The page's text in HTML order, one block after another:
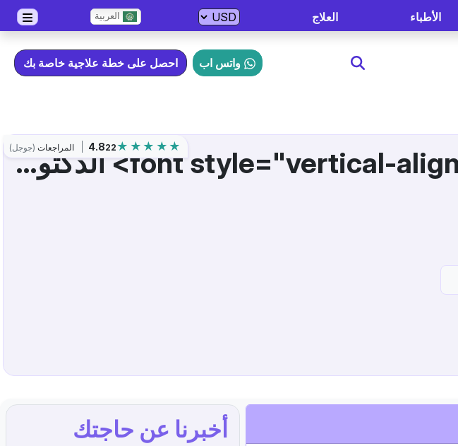
الأطباء العلاج العربية
واتس اب احصل على خطة علاجية خاصة بك
4.822 المراجعات (جوجل)
<font style="vertical-align: inherit;"></font> الدكتور. دلبريت باجوا
أخبرنا عن حاجتك